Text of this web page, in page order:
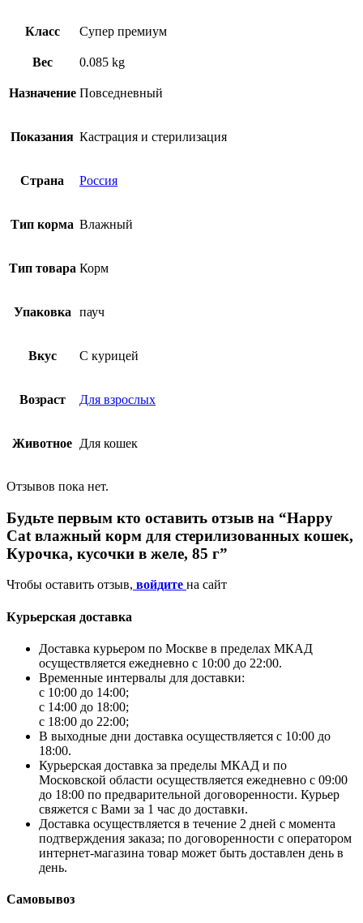
Класс Супер премиум
Вес 0.085 kg
Назначение Повседневный
Показания Кастрация и стерилизация
Страна Россия
Тип корма Влажный
Тип товара Корм
Упаковка пауч
Вкус С курицей
Возраст Для взрослых
Животное Для кошек
Отзывов пока нет.
Будьте первым кто оставить отзыв на “Happy
Cat влажный корм для стерилизованных кошек,
Курочка, кусочки в желе, 85 г”
Чтобы оставить отзыв, войдите на сайт
Курьерская доставка
Доставка курьером по Москве в пределах МКАД
осуществляется ежедневно с 10:00 до 22:00.
Временные интервалы для доставки:
с 10:00 до 14:00;
с 14:00 до 18:00;
с 18:00 до 22:00;
В выходные дни доставка осуществляется с 10:00 до
18:00.
Курьерская доставка за пределы МКАД и по
Московской области осуществляется ежедневно с 09:00
до 18:00 по предварительной договоренности. Курьер
свяжется с Вами за 1 час до доставки.
Доставка осуществляется в течение 2 дней с момента
подтверждения заказа; по договоренности с оператором
интернет-магазина товар может быть доставлен день в
день.
Самовывоз